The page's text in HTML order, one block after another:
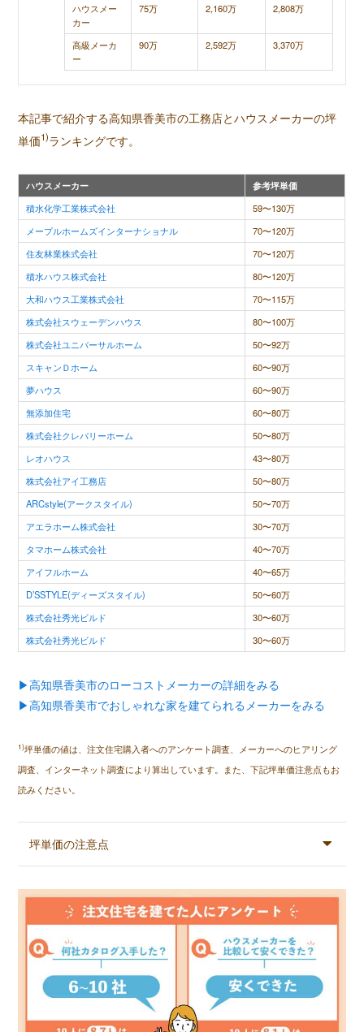
ハウスメー
カー
75万 2,160万 2,808万
高級メーカ
ー
90万 2,592万 3,370万
本記事で紹介する高知県香美市の工務店とハウスメーカーの坪
単価1)ランキングです。
ハウスメーカー
参考坪単価
積水化学工業株式会社
59〜130万
メープルホームズインターナショナル
70〜120万
住友林業株式会社
70〜120万
積水ハウス株式会社
80〜120万
大和ハウス工業株式会社
70〜115万
株式会社スウェーデンハウス
80〜100万
株式会社ユニバーサルホーム
50〜92万
スキャンＤホーム
60〜90万
夢ハウス
60〜90万
無添加住宅
60〜80万
株式会社クレバリーホーム
50〜80万
レオハウス
43〜80万
株式会社アイ工務店
50〜80万
ARCstyle(アークスタイル)
50〜70万
アエラホーム株式会社
30〜70万
タマホーム株式会社
40〜70万
アイフルホーム
40〜65万
D’SSTYLE(ディーズスタイル)
50〜60万
株式会社秀光ビルド
30〜60万
株式会社秀光ビルド
30〜60万
▶高知県香美市のローコストメーカーの詳細をみる
▶高知県香美市でおしゃれな家を建てられるメーカーをみる
1)坪単価の値は、注文住宅購入者へのアンケート調査、メーカーへのヒアリング
調査、インターネット調査により算出しています。また、下記坪単価注意点もお
読みください。
坪単価の注意点